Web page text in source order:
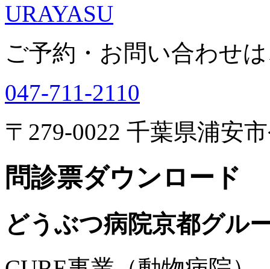
URAYASU
ご予約・お問い合わせ
047-711-2110
〒279-0022 千葉県浦安
問診票ダウンロード
どうぶつ病院京都グル